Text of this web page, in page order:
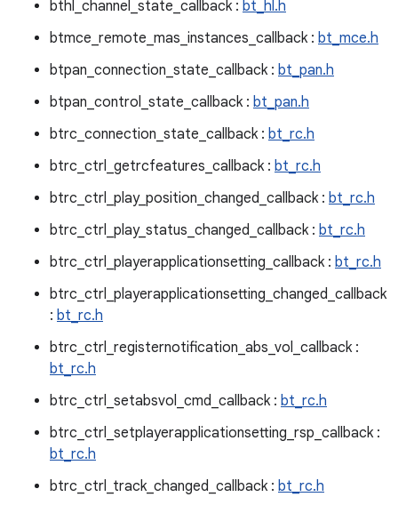
bthl_channel_state_callback : bt_hl.h
btmce_remote_mas_instances_callback : bt_mce.h
btpan_connection_state_callback : bt_pan.h
btpan_control_state_callback : bt_pan.h
btrc_connection_state_callback : bt_rc.h
btrc_ctrl_getrcfeatures_callback : bt_rc.h
btrc_ctrl_play_position_changed_callback : bt_rc.h
btrc_ctrl_play_status_changed_callback : bt_rc.h
btrc_ctrl_playerapplicationsetting_callback : bt_rc.h
btrc_ctrl_playerapplicationsetting_changed_callback
: bt_rc.h
btrc_ctrl_registernotification_abs_vol_callback :
bt_rc.h
btrc_ctrl_setabsvol_cmd_callback : bt_rc.h
btrc_ctrl_setplayerapplicationsetting_rsp_callback :
bt_rc.h
btrc_ctrl_track_changed_callback : bt_rc.h